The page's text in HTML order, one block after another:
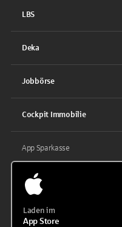
LBS
Deka
Jobbörse
Cockpit Immobilie
App Sparkasse
Laden im
App Store